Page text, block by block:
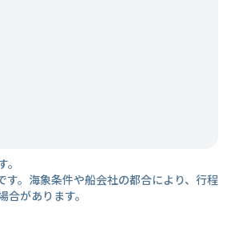
す。海象条件や船会社の都合により、行程
があります。